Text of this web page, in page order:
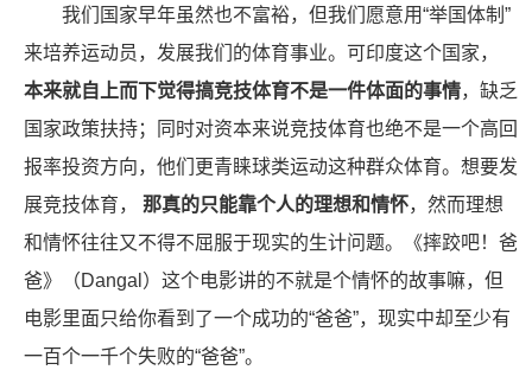
我们国家早年虽然也不富裕，但我们愿意用“举国体制”
来培养运动员，发展我们的体育事业。可印度这个国家，
本来就自上而下觉得搞竞技体育不是一件体面的事情，缺乏
国家政策扶持；同时对资本来说竞技体育也绝不是一个高回
报率投资方向，他们更青睐球类运动这种群众体育。想要发
展竞技体育， 那真的只能靠个人的理想和情怀，然而理想
和情怀往往又不得不屈服于现实的生计问题。《摔跤吧！爸
爸》（Dangal）这个电影讲的不就是个情怀的故事嘛，但
电影里面只给你看到了一个成功的“爸爸”，现实中却至少有
一百个一千个失败的“爸爸”。